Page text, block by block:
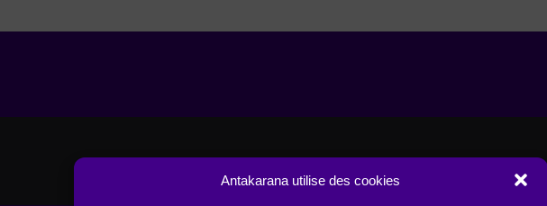
Antakarana utilise des cookies
Copyright 2026 Antakarana.fr